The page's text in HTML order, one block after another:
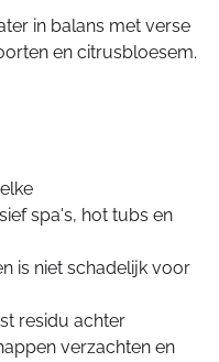
in balans met verse
en citrusbloesem.
spa's, hot tubs en
is niet schadelijk voor
residu achter
verzachten en